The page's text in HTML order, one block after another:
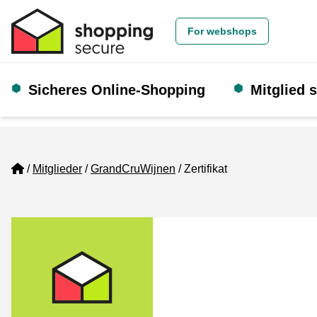
For webshops
Sicheres Online-Shopping Mitglied
Home
Mitglieder GrandCruWijnen Zertifikat